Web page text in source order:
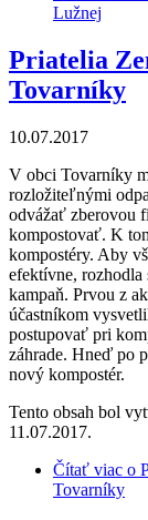
Lužnej
Priatelia
Tovarníky
10.07.2017
V obci Tovarníky
rozložiteľnými
odvážať zberovou
kompostovať. K
kompostéry. Aby
efektívne,
kampaň. Prvou z
účastníkom
postupovať pri
záhrade. Hneď po
nový kompostér.
Tento obsah bol
11.07.2017.
Čítať viac o
Tovarníky